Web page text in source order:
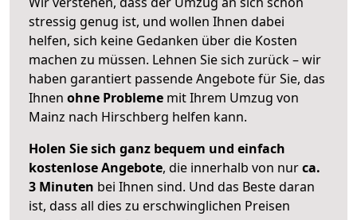
stressig genug ist, und wollen Ihnen dabei
helfen, sich keine Gedanken über die Kosten
machen zu müssen. Lehnen Sie sich zurück – wir
haben garantiert passende Angebote für Sie, das
Ihnen ohne Probleme mit Ihrem Umzug von
Mainz nach Hirschberg helfen kann.
Holen Sie sich ganz bequem und einfach
kostenlose Angebote, die innerhalb von nurca.
3 Minuten bei Ihnen sind. Und das Beste daran
ist, dass all dies zu erschwinglichen Preisen